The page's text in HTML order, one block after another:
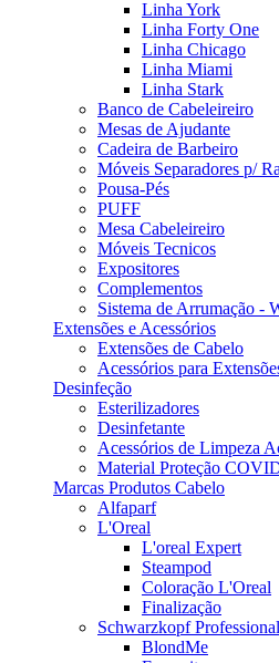
Linha York
Linha Forty One
Linha Chicago
Linha Miami
Linha Stark
Banco de Cabeleireiro
Mesas de Ajudante
Cadeira de Barbeiro
Móveis Separadores p/
Pousa-Pés
PUFF
Mesa Cabeleireiro
Móveis Tecnicos
Expositores
Complementos
Sistema de Arrumação -
Extensões e Acessórios
Extensões de Cabelo
Acessórios para
Desinfeção
Esterilizadores
Desinfetante
Acessórios de Limpeza
Material Proteção
Marcas Produtos Cabelo
Alfaparf
L'Oreal
L'oreal Expert
Steampod
Coloração L'Oreal
Finalização
Schwarzkopf Professional
BlondMe